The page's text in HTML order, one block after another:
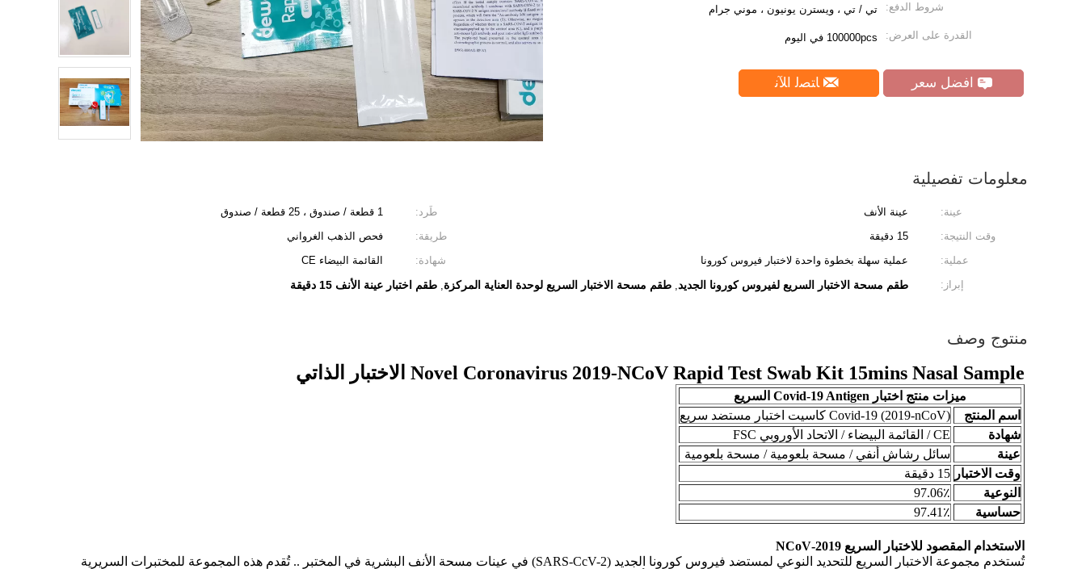
شروط الدفع: تي / تي ، ويسترن يونيون ، موني جرام
القدرة على العرض: 100000pcs في اليوم
افضل سعر ﺎﺘﺼﻟ ﺍﻶﻧ
معلومات تفصيلية
عينة: عينة الأنف طَرد:
1 قطعة / صندوق ، 25 قطعة / صندوق
وقت النتيجة:
15 دقيقة طريقة:
فحص الذهب الغرواني
عملية:
عملية سهلة بخطوة واحدة لاختبار فيروس كورونا شهادة:
القائمة البيضاء CE
إبراز:
طقم مسحة الاختبار السريع لفيروس كورونا الجديد, طقم مسحة الاختبار السريع لوحدة العناية المركزة, طقم اختبار عينة الأنف 15 دقيقة
منتوج وصف
Novel Coronavirus 2019-NCoV Rapid Test Swab Kit 15mins Nasal Sample الاختبار الذاتي
ميزات منتج اختبار Covid-19 Antigen السريع
اسم المنتج
Covid-19 (2019-nCoV) كاسيت اختبار مستضد سريع
شهادة
CE / القائمة البيضاء / الاتحاد الأوروبي FSC
عينة
سائل رشاش أنفي / مسحة بلعومية / مسحة بلعومية
وقت الاختبار 15 دقيقة
النوعية
97.06٪
حساسية
97.41٪
الاستخدام المقصود للاختبار السريع 2019-NCoV
تُستخدم مجموعة الاختبار السريع للتحديد النوعي لمستضد فيروس كورونا الجديد (SARS-CcV-2) في عينات مسحة الأنف البشرية في المختبر .. تُقدم هذه المجموعة للمختبرات السريرية